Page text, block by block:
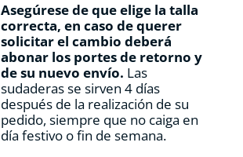
Asegúrese de que elige la talla
correcta, en caso de querer
solicitar el cambio deberá
abonar los portes de retorno y
de su nuevo envío. Las
sudaderas se sirven 4 días
después de la realización de su
pedido, siempre que no caiga en
día festivo o fin de semana.